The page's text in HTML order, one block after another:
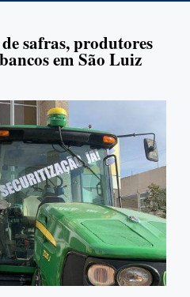
safras, produtores
em São Luiz